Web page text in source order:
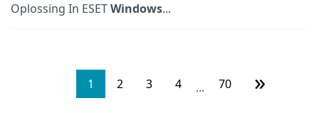
Oplossing In ESETWindows...
1 2 3 4 ... 70 »